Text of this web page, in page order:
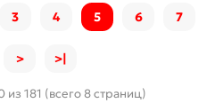
3 4 5 6 7
> >|
из 181 (всего 8 страниц)